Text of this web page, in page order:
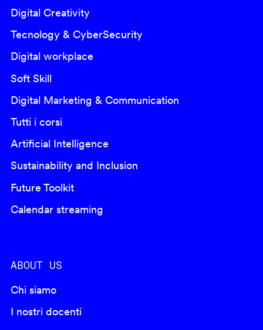
Digital Creativity
Tecnology & CyberSecurity
Digital workplace
Soft Skill
Digital Marketing & Communication
Tutti i corsi
Artificial Intelligence
Sustainability and Inclusion
Future Toolkit
Calendar streaming
ABOUT US
Chi siamo
I nostri docenti